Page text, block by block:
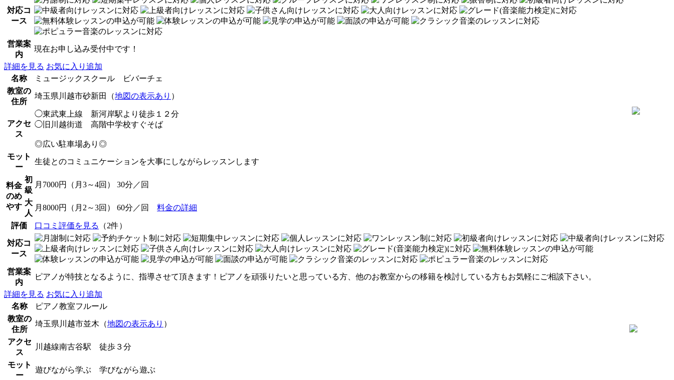
対応コ
ース
営業案
内
現在お申し込み受付中です！
詳細を見る お気に入り追加
名称
ミュージックスクール ビバーチェ
教室の
住所
埼玉県川越市砂新田（地図の表示あり ）
アクセ
ス
◯東武東上線 新河岸駅より徒歩１２分
◯旧川越街道 高階中学校すぐそば
◎広い駐車場あり◎
モット
ー
生徒とのコミュニケーションを大事にしながらレッスンします
料金
のめ
やす
初
級
月7000円（月3～4回） 30分／回
大
人
月8000円（月2～3回） 60分／回 料金の詳細
評価 口コミ評価を見る （2件）
対応コ
ース
営業案
内
ピアノが特技となるように、指導させて頂きます！ピアノを頑張りたいと思っている方、他のお教室からの移籍を検討している方もお気軽にご相談下さい。
詳細を見る お気に入り追加
名称
ピアノ教室フルール
教室の
住所
埼玉県川越市並木（地図の表示あり ）
アクセ
ス
川越線南古谷駅 徒歩３分
モット
ー
遊びながら学ぶ 学びながら遊ぶ